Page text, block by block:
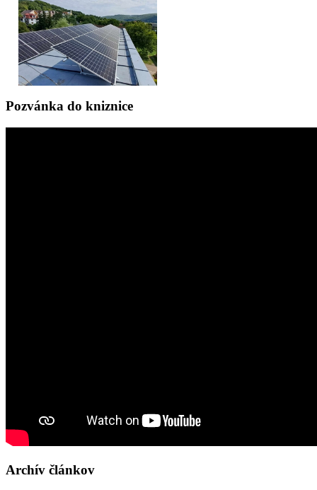
Pozvánka do kniznice
Archív článkov